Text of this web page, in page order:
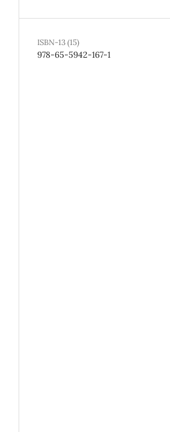
ISBN-13 (15)
978-65-5942-167-1